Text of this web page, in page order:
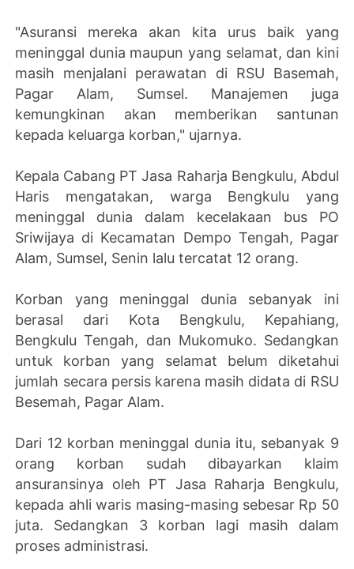
"Asuransi mereka akan kita urus baik yang
meninggal dunia maupun yang selamat, dan kini
masih menjalani perawatan di RSU Basemah,
Pagar Alam, Sumsel. Manajemen juga
kemungkinan akan memberikan santunan
kepada keluarga korban," ujarnya.
Kepala Cabang PT Jasa Raharja Bengkulu, Abdul
Haris mengatakan, warga Bengkulu yang
meninggal dunia dalam kecelakaan bus PO
Sriwijaya di Kecamatan Dempo Tengah, Pagar
Alam, Sumsel, Senin lalu tercatat 12 orang.
Korban yang meninggal dunia sebanyak ini
berasal dari Kota Bengkulu, Kepahiang,
Bengkulu Tengah, dan Mukomuko. Sedangkan
untuk korban yang selamat belum diketahui
jumlah secara persis karena masih didata di RSU
Besemah, Pagar Alam.
Dari 12 korban meninggal dunia itu, sebanyak 9
orang korban sudah dibayarkan klaim
ansuransinya oleh PT Jasa Raharja Bengkulu,
kepada ahli waris masing-masing sebesar Rp 50
juta. Sedangkan 3 korban lagi masih dalam
proses administrasi.